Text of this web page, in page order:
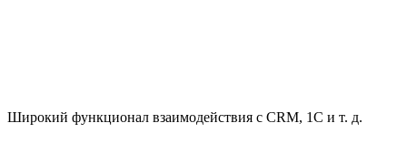
Широкий функционал взаимодействия с CRM, 1С и т. д.